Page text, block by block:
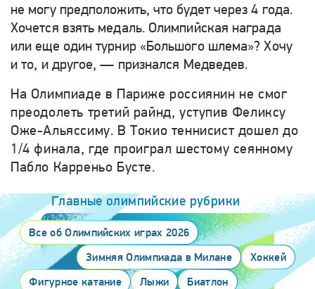
не могу предположить, что будет через 4 года.
Хочется взять медаль. Олимпийская награда
или еще один турнир «Большого шлема»? Хочу
и то, и другое, — признался Медведев.
На Олимпиаде в Париже россиянин не смог
преодолеть третий райнд, уступив Феликсу
Оже-Альяссиму. В Токио теннисист дошел до
1/4 финала, где проиграл шестому сеянному
Пабло Карреньо Бусте.
Главные олимпийские рубрики
Все об Олимпийских играх 2026
Зимняя Олимпиада в Милане
Хоккей
Фигурное катание
Лыжи
Биатлон